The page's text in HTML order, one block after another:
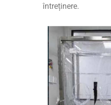
întreținere.